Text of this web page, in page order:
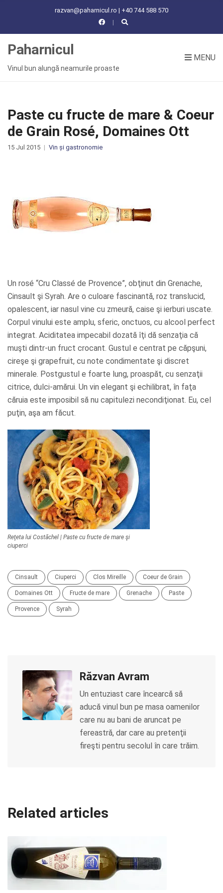
razvan@paharnicul.ro | +40 744 588 570
R
Paharnicul
Vinul bun alungă neamurile proaste
MENU
Paste cu fructe de mare & Coeur
de Grain Rosé, Domaines Ott
15 Jul 2015 Vin și gastronomie
Un rosé “Cru Classé de Provence”, obţinut din Grenache,
Cinsault şi Syrah. Are o culoare fascinantă, roz translucid,
opalescent, iar nasul vine cu zmeură, caise şi ierburi uscate.
Corpul vinului este amplu, sferic, onctuos, cu alcool perfect
integrat. Aciditatea impecabil dozată îţi dă senzaţia că
muşti dintr-un fruct crocant. Gustul e centrat pe căpşuni,
cireşe şi grapefruit, cu note condimentate şi discret
minerale. Postgustul e foarte lung, proaspăt, cu senzaţii
citrice, dulci-amărui. Un vin elegant şi echilibrat, în faţa
căruia este imposibil să nu capitulezi necondiţionat. Eu, cel
puţin, aşa am făcut.
Reţeta lui Costăchel | Paste cu fructe de mare şi
ciuperci
Cinsault Ciuperci Clos Mireille Coeur de Grain
Domaines Ott Fructe de mare Grenache Paste
Provence Syrah
Răzvan Avram
Un entuziast care încearcă să
aducă vinul bun pe masa oamenilor
care nu au bani de aruncat pe
fereastră, dar care au pretenţii
fireşti pentru secolul în care trăim.
Related articles